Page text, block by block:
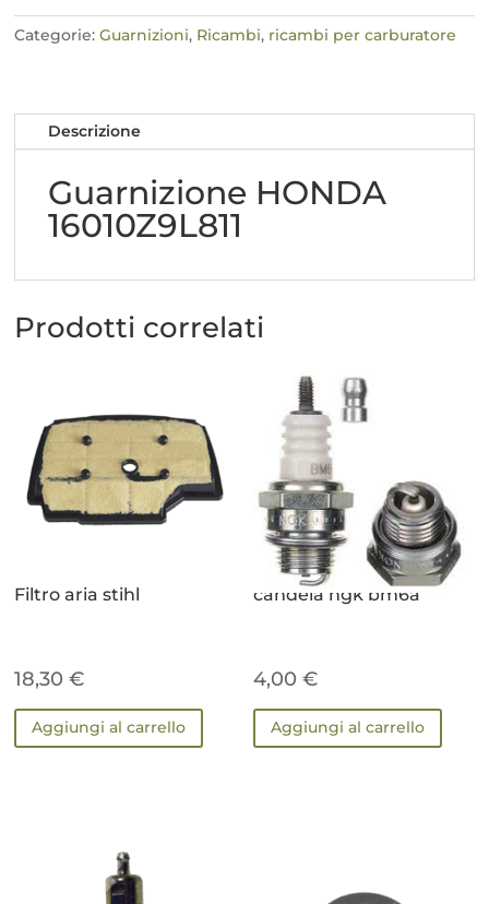
Categorie:Guarnizioni, Ricambi, ricambi per carburatore
Descrizione
Guarnizione HONDA
16010Z9L811
Prodotti correlati
Filtro aria stihl
18,30€
Aggiungi al carrello
candela ngk bm6a
4,00€
Aggiungi al carrello